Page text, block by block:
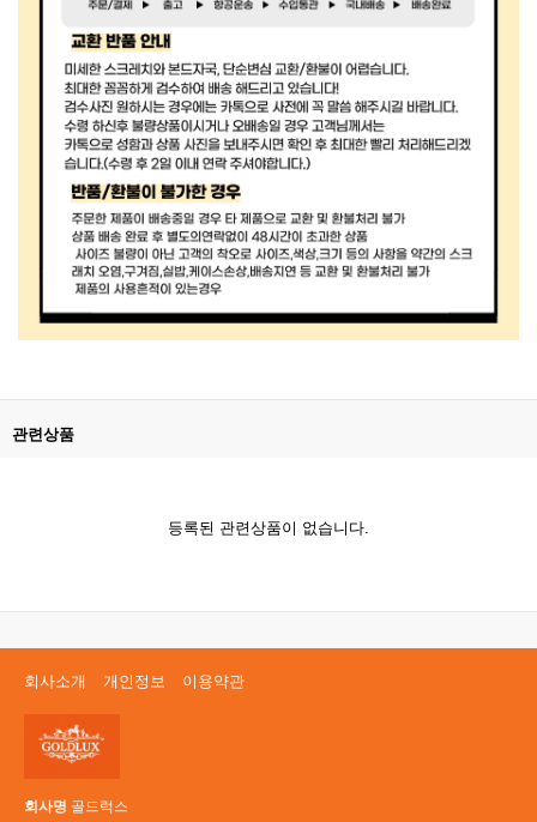
관련상품
등록된 관련상품이 없습니다.
회사소개 개인정보 이용약관
회사명 골드럭스